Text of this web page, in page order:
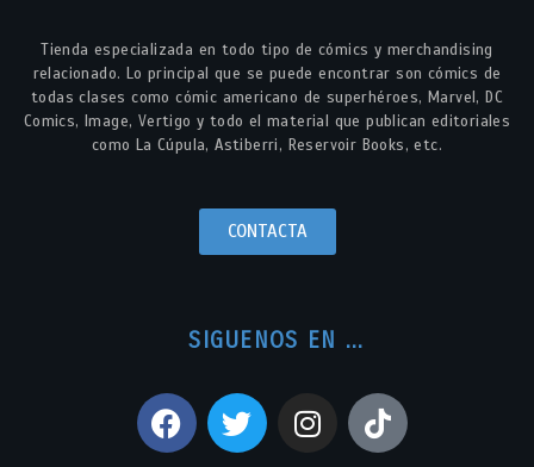
Tienda especializada en todo tipo de cómics y merchandising
relacionado. Lo principal que se puede encontrar son cómics de
todas clases como cómic americano de superhéroes, Marvel, DC
Comics, Image, Vertigo y todo el material que publican editoriales
como La Cúpula, Astiberri, Reservoir Books, etc.
CONTACTA
SIGUENOS EN ...